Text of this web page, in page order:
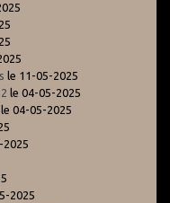
le 11-05-2025
le 04-05-2025
le 04-05-2025
2025
2025